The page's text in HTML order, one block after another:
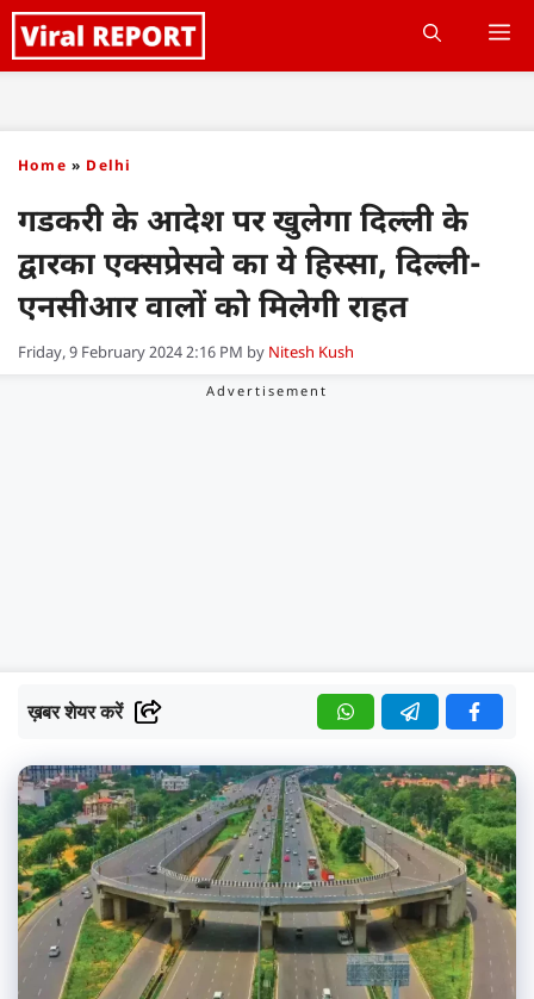
Skip
to
Home » Delhi
गडकरी के आदेश पर खुलेगा दिल्ली के
द्वारका एक्सप्रेसवे का ये हिस्सा, दिल्ली-
एनसीआर वालों को मिलेगी राहत
Friday, 9 February 2024 2:16 PM by Nitesh Kush
ख़बर शेयर करें